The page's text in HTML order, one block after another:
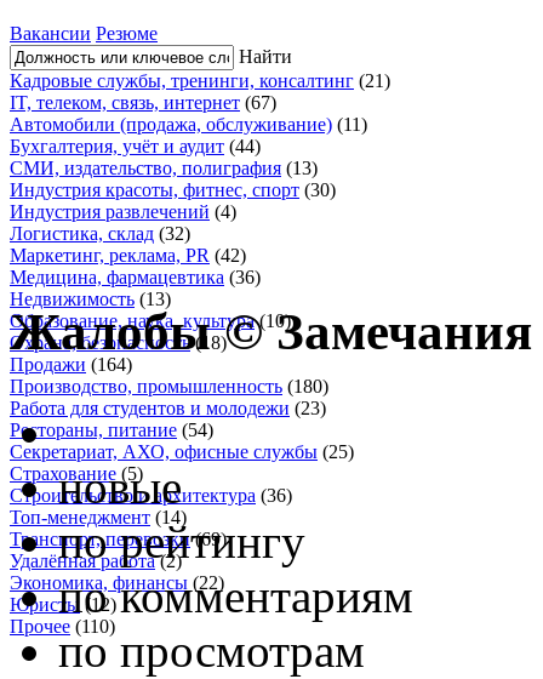
Вакансии Резюме
Найти
Кадровые службы, тренинги, консалтинг (21)
IT, телеком, связь, интернет (67)
Автомобили (продажа, обслуживание) (11)
Бухгалтерия, учёт и аудит (44)
СМИ, издательство, полиграфия (13)
Индустрия красоты, фитнес, спорт (30)
Индустрия развлечений (4)
Логистика, склад (32)
Маркетинг, реклама, PR (42)
Медицина, фармацевтика (36)
Недвижимость (13)
Образование, наука, культура (10)
Охрана, безопасность (18)
Продажи (164)
Производство, промышленность (180)
Работа для студентов и молодежи (23)
Рестораны, питание (54)
Секретариат, АХО, офисные службы (25)
Страхование (5)
Строительство и архитектура (36)
Топ-менеджмент (14)
Транспорт, перевозки (69)
Удалённая работа (2)
Экономика, финансы (22)
Юристы (12)
Прочее (110)
Жалобы©
новые
по рейтингу
по комментариям
по просмотрам